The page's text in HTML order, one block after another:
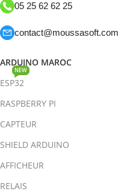
05 25 62 62 25
contact@moussasoft.com
ARDUINO MAROC
ESP32
NEW
RASPBERRY PI
CAPTEUR
SHIELD ARDUINO
AFFICHEUR
RELAIS